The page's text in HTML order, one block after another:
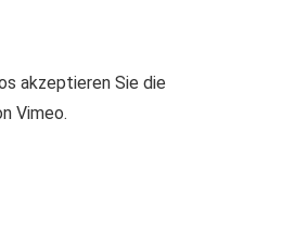
akzeptieren Sie die
Vimeo.